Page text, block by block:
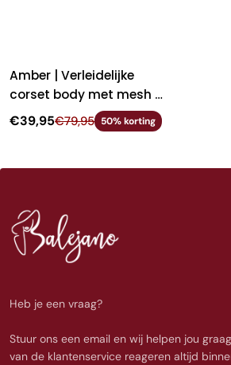
Amber | Verleidelijke
corset body met mesh &
jarretelbanden
€39,95€79,95 50% korting
Heb je een vraag?
Stuur ons een email en wij helpen jou
van de klantenservice reageren altijd